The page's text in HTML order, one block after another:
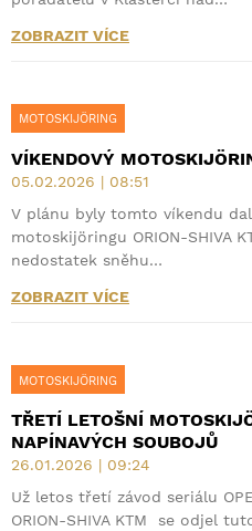
ZOBRAZIT VÍCE
MOTOSKIJÖRING
VÍKENDOVÝ
05.02.2026 | 08:51
V plánu byly tomto víkendu
motoskijöringu ORION-SHIVA
nedostatek sněhu…
ZOBRAZIT VÍCE
MOTOSKIJÖRING
TŘETÍ LETOŠNÍ
NAPÍNAVÝCH SOUBOJŮ
26.01.2026 | 09:24
Už letos třetí závod seriálu
ORION-SHIVA KTM se odjel